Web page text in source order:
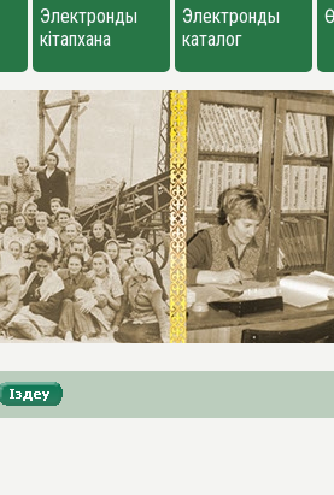
Электронды
кітапхана
Электронды
каталог